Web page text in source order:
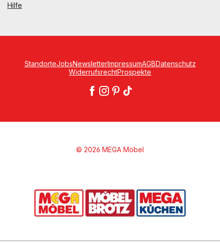
Hilfe
StandorteJobsNewsletterImpressumAGBDatenschutz
WiderrufsrechtProspekte
© 2026 MEGA Möbel